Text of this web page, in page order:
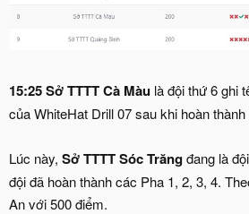
15:25 Sở TTTT Cà Màu là đội thứ 6 ghi
của WhiteHat Drill 07 sau khi hoàn
Lúc này, Sở TTTT Sóc Trăngđang là
đội đã hoàn thành các Pha 1, 2, 3, 4.
An với 500 điểm.